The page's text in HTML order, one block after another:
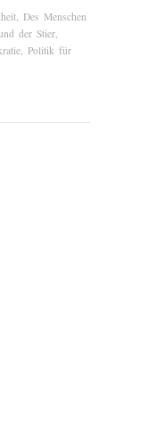
Des Menschen
der Stier
Politik für